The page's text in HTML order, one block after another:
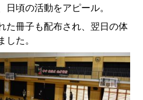
日頃の活動をアピール。
た冊子も配布され、翌日の体
した。